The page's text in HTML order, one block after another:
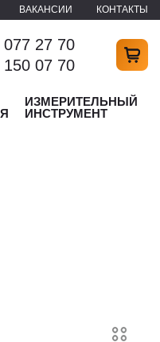
ВАКАНСИИ КОНТАКТЫ
27 70
07 70
ИЗМЕРИТЕЛЬНЫЙ
ИНСТРУМЕНТ